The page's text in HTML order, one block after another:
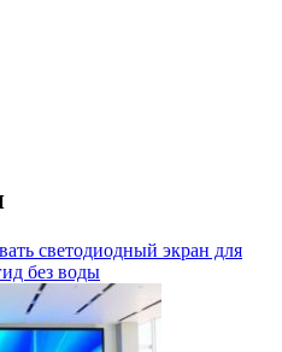
светодиодный экран для
без воды